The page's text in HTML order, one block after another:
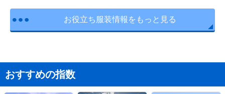
お役立ち服装情報をもっと見る
おすすめの指数